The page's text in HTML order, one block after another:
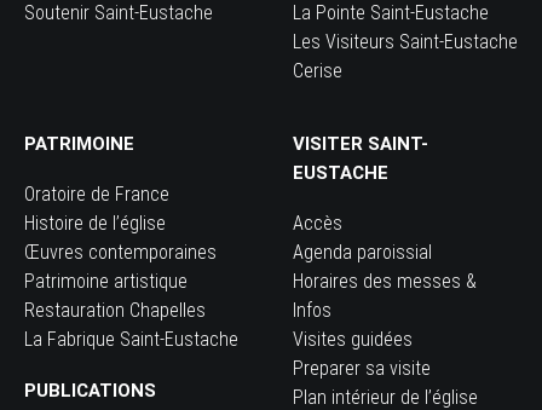
Soutenir Saint-Eustache
La Pointe Saint-Eustache
Les Visiteurs Saint-Eustache
Cerise
PATRIMOINE
Oratoire de France
Histoire de l’église
Œuvres contemporaines
Patrimoine artistique
Restauration Chapelles
La Fabrique Saint-Eustache
PUBLICATIONS
VISITER SAINT-
EUSTACHE
Accès
Agenda paroissial
Horaires des messes &
Infos
Visites guidées
Preparer sa visite
Plan intérieur de l’église